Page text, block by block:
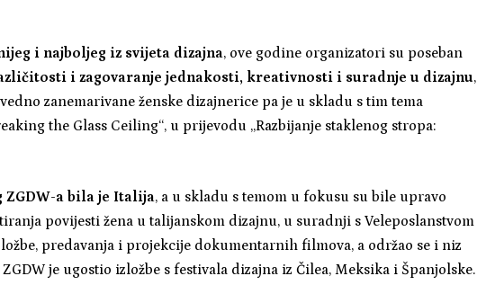
i najboljeg iz svijeta dizajna, ove godine organizatori su poseban
i zagovaranje jednakosti, kreativnosti i suradnje u dizajnu,
zanemarivane ženske dizajnerice pa je u skladu s tim tema
the Glass Ceiling“, u prijevodu „Razbijanje staklenog stropa:
a bila je Italija, a u skladu s temom u fokusu su bile upravo
povijesti žena u talijanskom dizajnu, u suradnji s Veleposlanstvom
predavanja i projekcije dokumentarnih filmova, a održao se i niz
je ugostio izložbe s festivala dizajna iz Čilea, Meksika i Španjolske.